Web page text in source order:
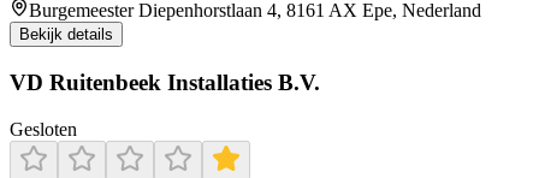
Burgemeester Diepenhorstlaan 4, 8161 AX Epe, Nederland
Bekijk details
VD Ruitenbeek Installaties B.V.
Gesloten